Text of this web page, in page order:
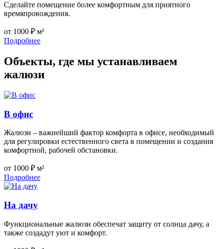
Сделайте помещение более комфортным для приятного
времяпровождения.
от 1000 ₽ м²
Подробнее
Объекты, где мы устанавливаем
жалюзи
В офис
Жалюзи – важнейший фактор комфорта в офисе, необходимый
для регулировки естественного света в помещении и создания
комфортной, рабочей обстановки.
от 1000 ₽ м²
Подробнее
На дачу
Функциональные жалюзи обеспечат защиту от солнца дачу, а
также создадут уют и комфорт.